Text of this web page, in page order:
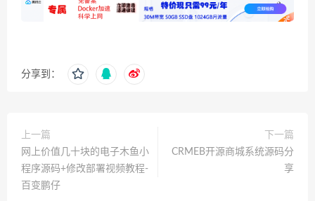
分享到：
上一篇
网上价值几十块的电子木鱼小
程序源码+修改部署视频教程-
百变鹏仔
下一篇
CRMEB开源商城系统源码分
享